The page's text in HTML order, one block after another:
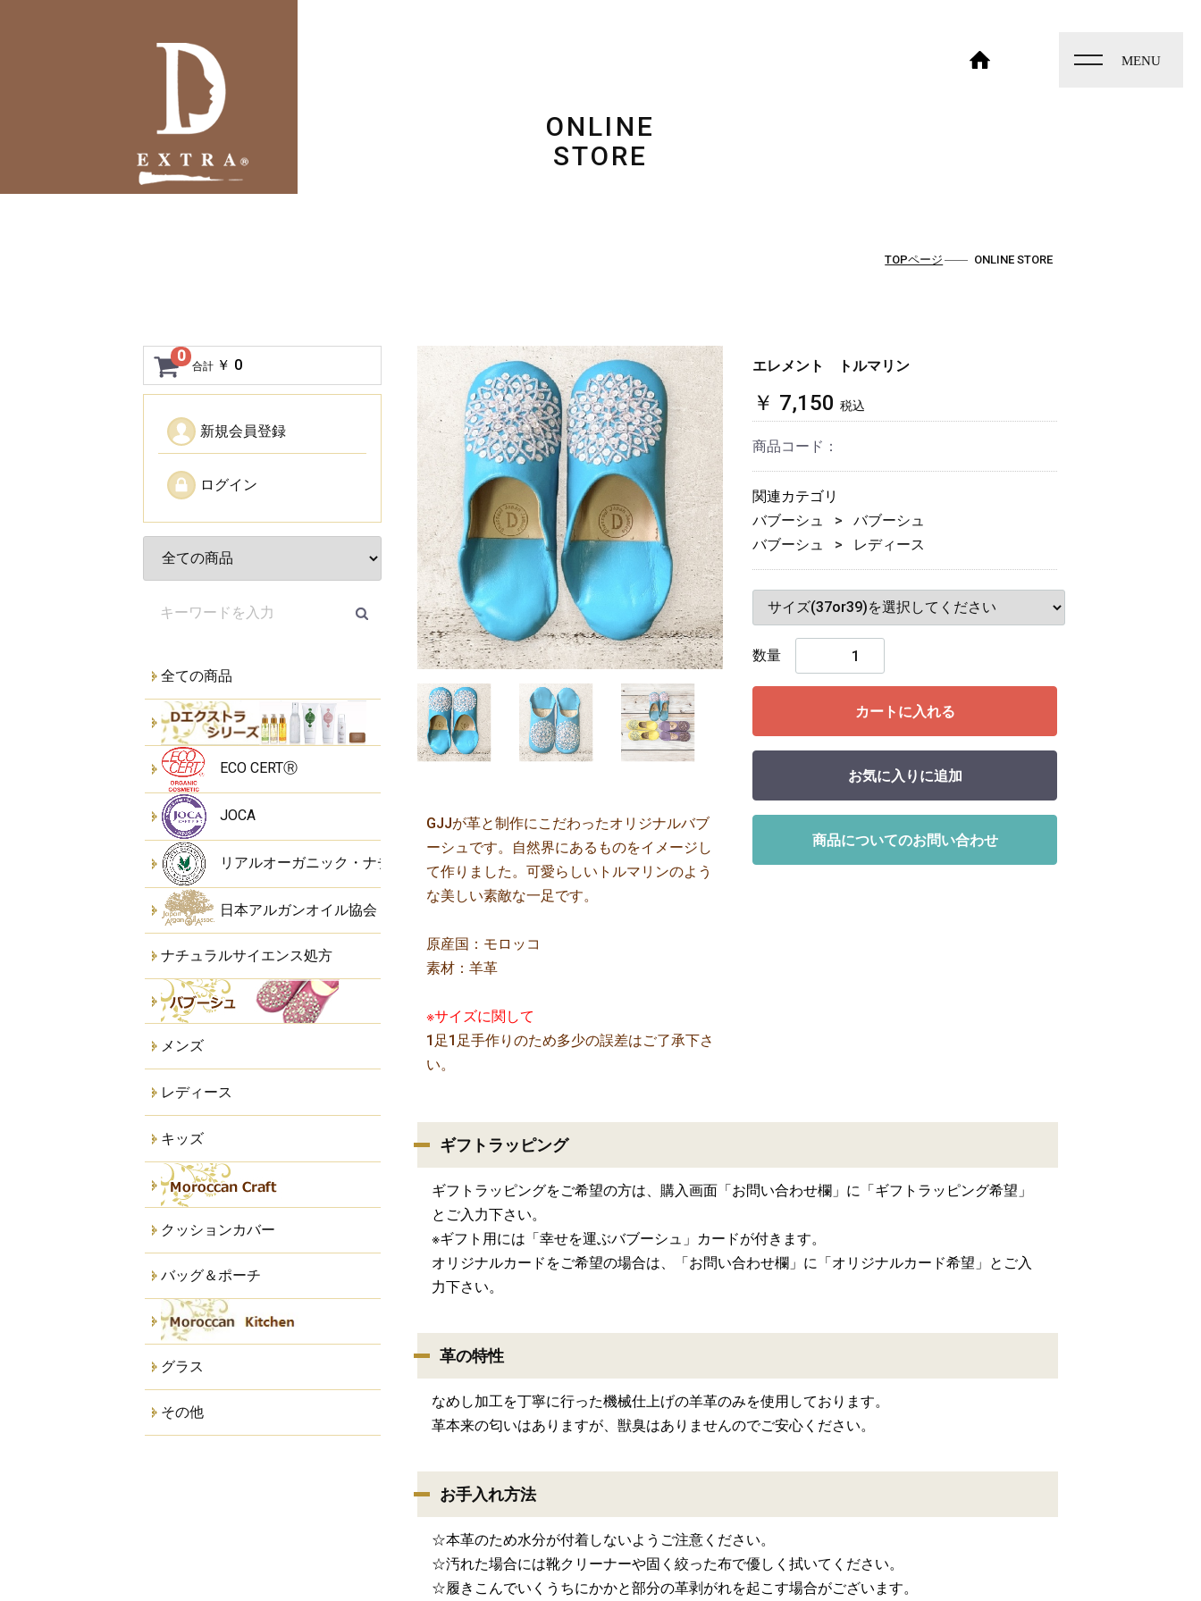
toggle
ONLINE
STORE
TOPページ ONLINE STORE
0
合計 ￥ 0
新規会員登録
ログイン
全ての商品
ECO CERTⓇ
JOCA
リアルオーガニック・ナチュラルⓇ
日本アルガンオイル協会
ナチュラルサイエンス処方
メンズ
レディース
キッズ
クッションカバー
バッグ＆ポーチ
グラス
その他
GJJが革と制作にこだわったオリジナルバブ
ーシュです。自然界にあるものをイメージし
て作りました。可愛らしいトルマリンのよう
な美しい素敵な一足です。
原産国：モロッコ
素材：羊革
※サイズに関して
1足1足手作りのため多少の誤差はご了承下さ
い。
エレメント トルマリン
￥ 7,150 税込
商品コード：
関連カテゴリ
バブーシュ
バブーシュ
バブーシュ
レディース
数量
カートに入れる
お気に入りに追加
商品についてのお問い合わせ
ギフトラッピング
ギフトラッピングをご希望の方は、購入画面「お問い合わせ欄」に「ギフトラッピング希望」
とご入力下さい。
※ギフト用には「幸せを運ぶバブーシュ」カードが付きます。
オリジナルカードをご希望の場合は、「お問い合わせ欄」に「オリジナルカード希望」とご入
力下さい。
革の特性
なめし加工を丁寧に行った機械仕上げの羊革のみを使用しております。
革本来の匂いはありますが、獣臭はありませんのでご安心ください。
お手入れ方法
☆本革のため水分が付着しないようご注意ください。
☆汚れた場合には靴クリーナーや固く絞った布で優しく拭いてください。
☆履きこんでいくうちにかかと部分の革剥がれを起こす場合がございます。